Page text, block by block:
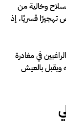
وخالية من
قسريًا، إذ
في مغادرة
ويقبل بالعيش